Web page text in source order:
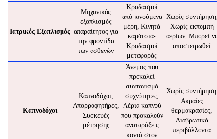
Ιατρικός Εξοπλισμός
Μηχανικός
εξοπλισμός
απαραίτητος για
την φροντίδα
των ασθενών
Κραδασμοί
από κινούμενα
μέρη, Κινητά
καρότσια-
Κραδασμοί
μεταφοράς
Χωρίς
Χωρίς εκπομπή
αερίων, Μπορεί
αποστειρωθεί
Καπνοδόχοι
Καπνοδόχοι,
Απορροφητήρες,
Συσκευές
μέτρησης
Άνεμος που
προκαλεί
συντονισμό
συχνότητες,
Αέρια καπνού
που προκαλούν
αναταράξεις
κοντά στον
Χωρίς
Ακραίες
θερμοκρασίες,
Διαβρωτικά
περιβάλλοντα